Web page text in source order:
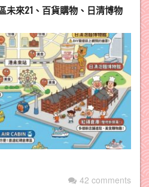
未來21、百貨購物、日清博物
42 comments